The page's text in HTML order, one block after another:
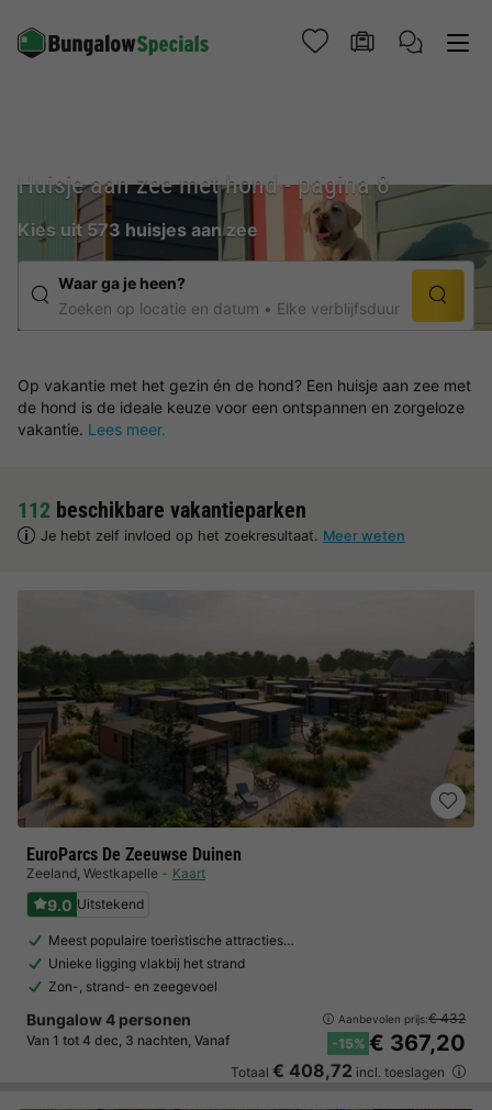
Huisje aan zee met hond - pagina 8
Kies uit 573 huisjes aan zee
Waar ga je heen?
Zoeken op locatie en datum
Elke verblijfsduur
Op vakantie met het gezin én de hond? Een huisje aan zee met
de hond is de ideale keuze voor een ontspannen en zorgeloze
vakantie. Lees meer.
112 beschikbare vakantieparken
Je hebt zelf invloed op het zoekresultaat. Meer weten
EuroParcs De Zeeuwse Duinen
Zeeland, Westkapelle Kaart
9.0 Uitstekend
Meest populaire toeristische attracties…
Unieke ligging vlakbij het strand
Zon-, strand- en zeegevoel
Bungalow 4 personen
Van 1 tot 4 dec, 3 nachten, Vanaf
Aanbevolen prijs:€ 432
-15% € 367,20
Totaal € 408,72 incl. toeslagen